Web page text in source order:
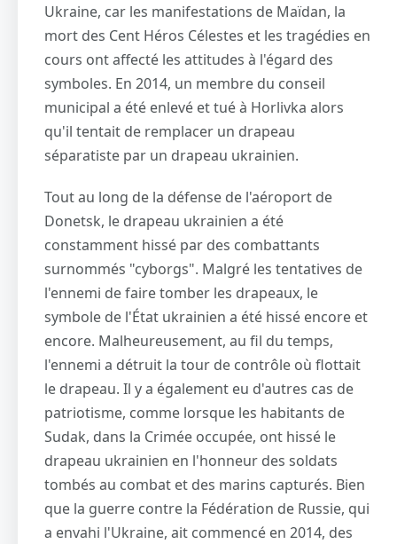
Ukraine, car les manifestations de Maïdan, la
mort des Cent Héros Célestes et les tragédies en
cours ont affecté les attitudes à l'égard des
symboles. En 2014, un membre du conseil
municipal a été enlevé et tué à Horlivka alors
qu'il tentait de remplacer un drapeau
séparatiste par un drapeau ukrainien.
Tout au long de la défense de l'aéroport de
Donetsk, le drapeau ukrainien a été
constamment hissé par des combattants
surnommés "cyborgs". Malgré les tentatives de
l'ennemi de faire tomber les drapeaux, le
symbole de l'État ukrainien a été hissé encore et
encore. Malheureusement, au fil du temps,
l'ennemi a détruit la tour de contrôle où flottait
le drapeau. Il y a également eu d'autres cas de
patriotisme, comme lorsque les habitants de
Sudak, dans la Crimée occupée, ont hissé le
drapeau ukrainien en l'honneur des soldats
tombés au combat et des marins capturés. Bien
que la guerre contre la Fédération de Russie, qui
a envahi l'Ukraine, ait commencé en 2014, des